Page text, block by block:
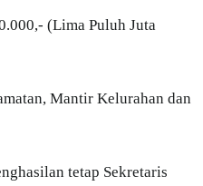
(Lima Puluh Juta
Mantir Kelurahan dan
tetap Sekretaris